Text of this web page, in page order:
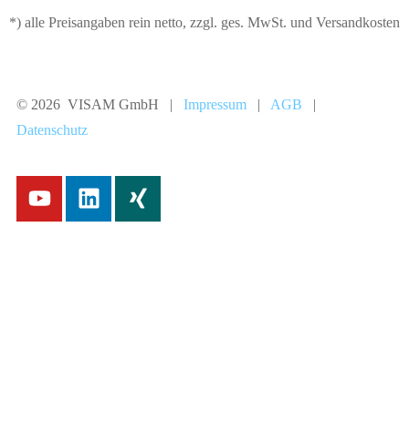
*) alle Preisangaben rein netto, zzgl. ges. MwSt. und Versandkosten
© 2026 VISAM GmbH | Impressum | AGB |
Datenschutz